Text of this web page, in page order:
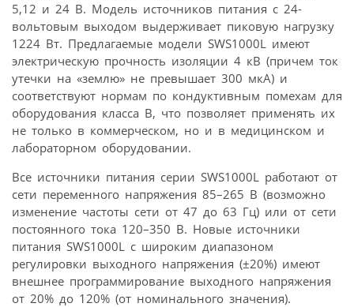
5,12 и 24 В. Модель источников питания с 24-
вольтовым выходом выдерживает пиковую нагрузку
1224 Вт. Предлагаемые модели SWS1000L имеют
электрическую прочность изоляции 4 кВ (причем ток
утечки на «землю» не превышает 300 мкА) и
соответствуют нормам по кондуктивным помехам для
оборудования класса В, что позволяет применять их
не только в коммерческом, но и в медицинском и
лабораторном оборудовании.
Все источники питания серии SWS1000L работают от
сети переменного напряжения 85–265 В (возможно
изменение частоты сети от 47 до 63 Гц) или от сети
постоянного тока 120–350 В. Новые источники
питания SWS1000L с широким диапазоном
регулировки выходного напряжения (±20%) имеют
внешнее программирование выходного напряжения
от 20% до 120% (от номинального значения).